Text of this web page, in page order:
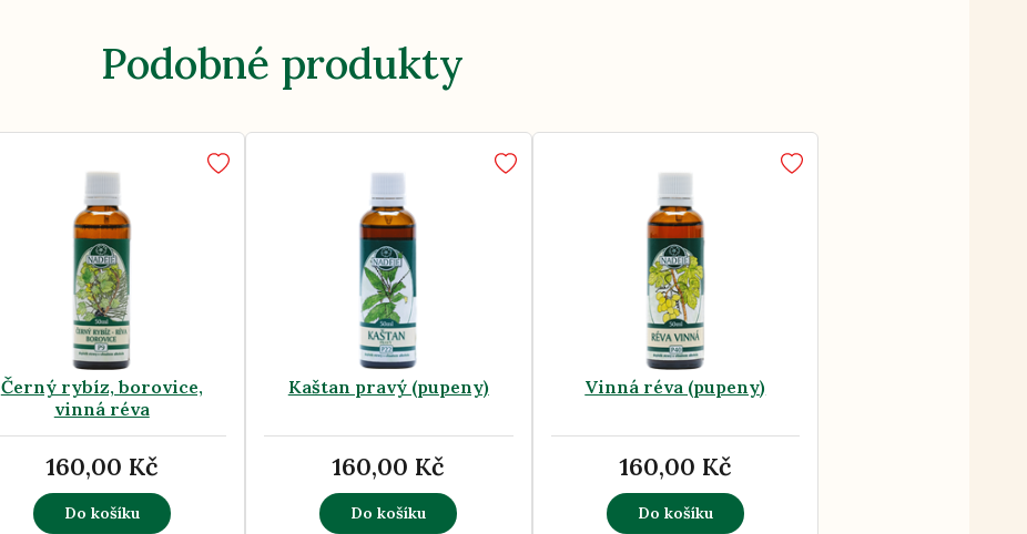
Podobné produkty
Černý rybíz, borovice,
vinná réva
160,00 Kč
Do košíku
Kaštan pravý (pupeny)
160,00 Kč
Do košíku
Vinná réva (pupeny)
160,00 Kč
Do košíku